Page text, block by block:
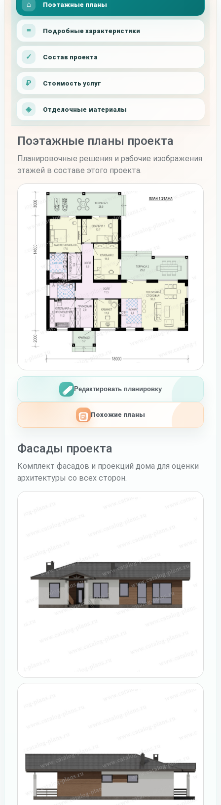
Поэтажные планы
Подробные характеристики
Состав проекта
Стоимость услуг
Отделочные материалы
Поэтажные планы проекта
Планировочные решения и рабочие изображения
этажей в составе этого проекта.
Редактировать планировку
Похожие планы
Фасады проекта
Комплект фасадов и проекций дома для оценки
архитектуры со всех сторон.